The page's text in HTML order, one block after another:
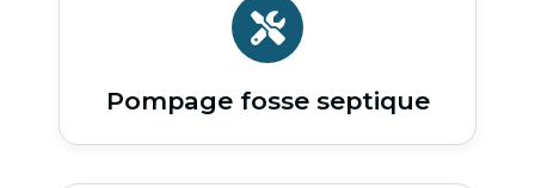
Pompage fosse septique